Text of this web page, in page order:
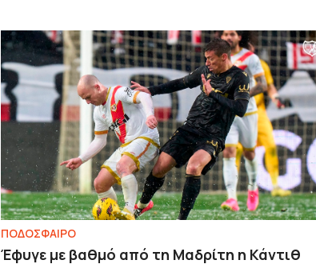
ΠΟΔΟΣΦΑΙΡΟ
Έφυγε με βαθμό από τη Μαδρίτη η Κάντιθ